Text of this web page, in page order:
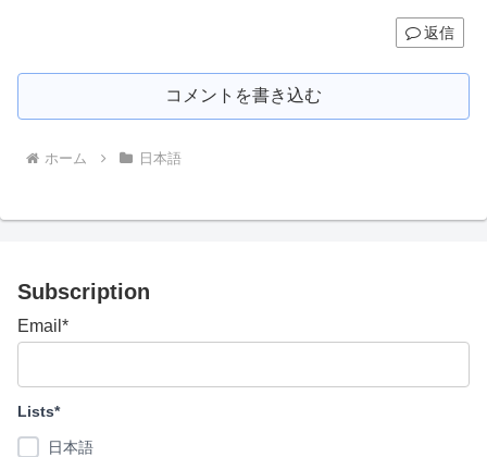
返信
コメントを書き込む
ホーム 日本語
Subscription
Email*
Lists*
日本語